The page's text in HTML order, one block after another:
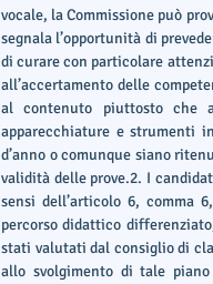
vocale, la Commissione può
segnala l’opportunità di
di curare con particolare
all’accertamento delle
al contenuto piuttosto che
apparecchiature e strumenti
d’anno o comunque siano
validità delle prove.2. I
sensi dell’articolo 6, comma
percorso didattico
stati valutati dal consiglio di
allo svolgimento di tale